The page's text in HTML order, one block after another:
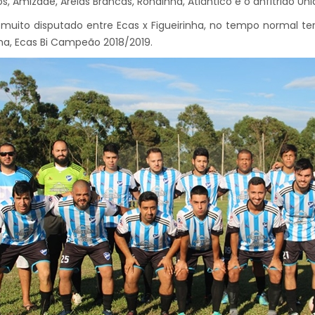
disputado entre Ecas x Figueirinha, no tempo normal
Ecas Bi Campeão 2018/2019.